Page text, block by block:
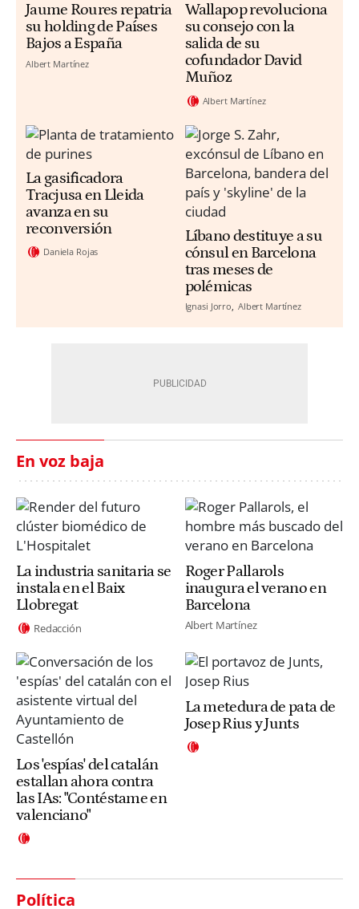
Jaume Roures repatria
su holding de Países
Bajos a España
Albert Martínez
Wallapop revoluciona
su consejo con la
salida de su
cofundador David
Muñoz
Albert Martínez
La gasificadora
Tracjusa en Lleida
avanza en su
reconversión
Daniela Rojas
Líbano destituye a su
cónsul en Barcelona
tras meses de
polémicas
Ignasi Jorro Albert Martínez
En voz baja
La industria sanitaria se
instala en el Baix
Llobregat
Redacción
Roger Pallarols
inaugura el verano en
Barcelona
Albert Martínez
Los 'espías' del catalán
estallan ahora contra
las IAs: "Contéstame en
valenciano"
La metedura de pata de
Josep Rius y Junts
Política